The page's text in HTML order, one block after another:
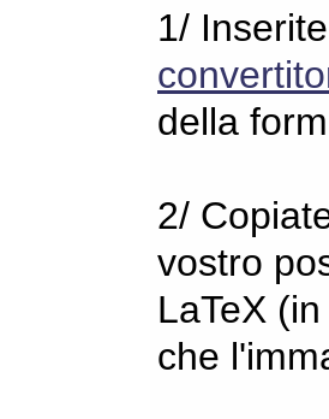
1/
della
2/
vostro
LaTeX
che